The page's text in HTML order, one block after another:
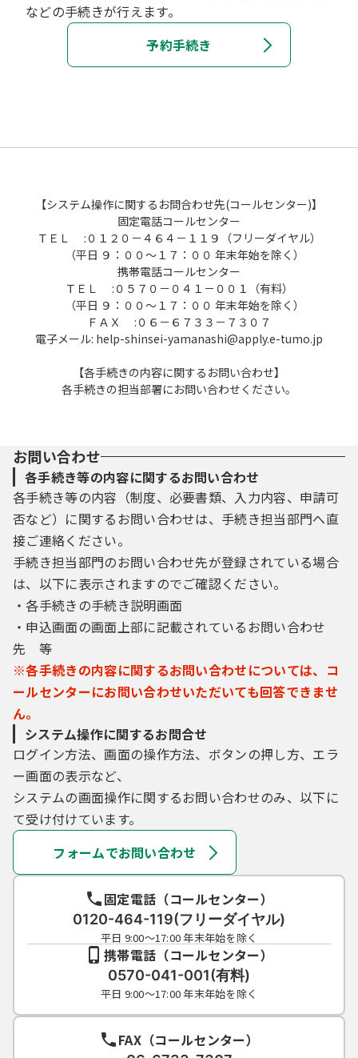
などの手続きが行えます。
予約手続き
【システム操作に関するお問合わせ先(コールセンター)】
固定電話コールセンター
ＴＥＬ :０１２０－４６４－１１９（フリーダイヤル）
（平日 ９：００～１７：００ 年末年始を除く）
携帯電話コールセンター
ＴＥＬ :０５７０－０４１－００１（有料）
（平日 ９：００～１７：００ 年末年始を除く）
ＦＡＸ :０６－６７３３－７３０７
電子メール: help-shinsei-yamanashi@apply.e-tumo.jp
【各手続きの内容に関するお問い合わせ】
各手続きの担当部署にお問い合わせください。
お問い合わせ
各手続き等の内容に関するお問い合わせ
各手続き等の内容（制度、必要書類、入力内容、申請可
否など）に関するお問い合わせは、手続き担当部門へ直
接ご連絡ください。
手続き担当部門のお問い合わせ先が登録されている場合
は、以下に表示されますのでご確認ください。
・各手続きの手続き説明画面
・申込画面の画面上部に記載されているお問い合わせ
先 等
※各手続きの内容に関するお問い合わせについては、コ
ールセンターにお問い合わせいただいても回答できませ
ん。
システム操作に関するお問合せ
ログイン方法、画面の操作方法、ボタンの押し方、エラ
ー画面の表示など、
システムの画面操作に関するお問い合わせのみ、以下に
て受け付けています。
フォームでお問い合わせ
固定電話（コールセンター）
0120-464-119(フリーダイヤル)
平日 9:00～17:00 年末年始を除く
携帯電話（コールセンター）
0570-041-001(有料)
平日 9:00～17:00 年末年始を除く
FAX（コールセンター）